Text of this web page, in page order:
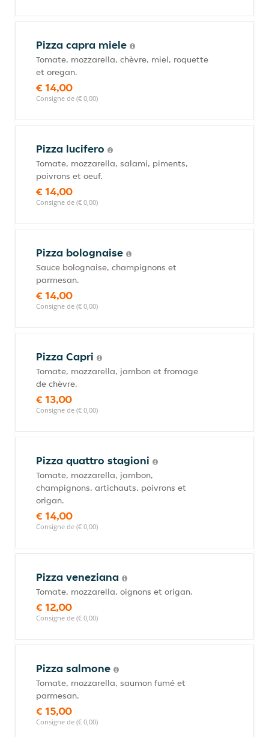
Pizza capra miele
Tomate, mozzarella, chèvre, miel, roquette
et oregan.
€ 14,00
Consigne de (€ 0,00)
Pizza lucifero
Tomate, mozzarella, salami, piments,
poivrons et oeuf.
€ 14,00
Consigne de (€ 0,00)
Pizza bolognaise
Sauce bolognaise, champignons et
parmesan.
€ 14,00
Consigne de (€ 0,00)
Pizza Capri
Tomate, mozzarella, jambon et fromage
de chèvre.
€ 13,00
Consigne de (€ 0,00)
Pizza quattro stagioni
Tomate, mozzarella, jambon,
champignons, artichauts, poivrons et
origan.
€ 14,00
Consigne de (€ 0,00)
Pizza veneziana
Tomate, mozzarella, oignons et origan.
€ 12,00
Consigne de (€ 0,00)
Pizza salmone
Tomate, mozzarella, saumon fumé et
parmesan.
€ 15,00
Consigne de (€ 0,00)